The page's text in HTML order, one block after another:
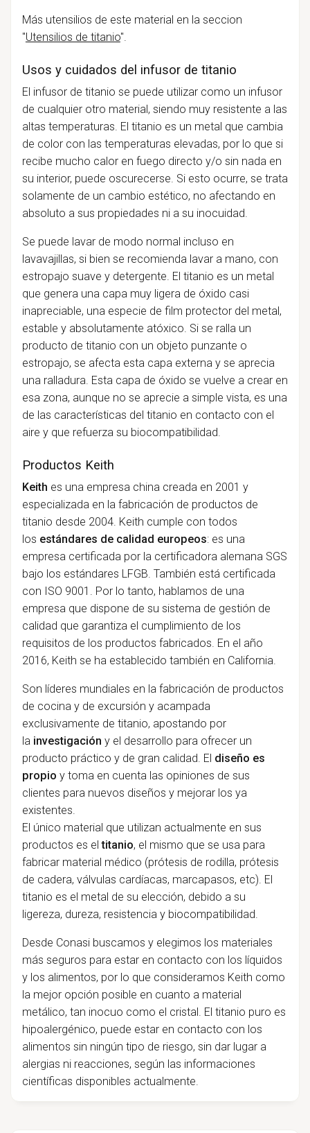
Más utensilios de este material en la seccion
"Utensilios de titanio".
Usos y cuidados del infusor de titanio
El infusor de titanio se puede utilizar como un infusor
de cualquier otro material, siendo muy resistente a las
altas temperaturas. El titanio es un metal que cambia
de color con las temperaturas elevadas, por lo que si
recibe mucho calor en fuego directo y/o sin nada en
su interior, puede oscurecerse. Si esto ocurre, se trata
solamente de un cambio estético, no afectando en
absoluto a sus propiedades ni a su inocuidad.
Se puede lavar de modo normal incluso en
lavavajillas, si bien se recomienda lavar a mano, con
estropajo suave y detergente. El titanio es un metal
que genera una capa muy ligera de óxido casi
inapreciable, una especie de film protector del metal,
estable y absolutamente atóxico. Si se ralla un
producto de titanio con un objeto punzante o
estropajo, se afecta esta capa externa y se aprecia
una ralladura. Esta capa de óxido se vuelve a crear en
esa zona, aunque no se aprecie a simple vista, es una
de las características del titanio en contacto con el
aire y que refuerza su biocompatibilidad.
Productos Keith
Keith es una empresa china creada en 2001 y
especializada en la fabricación de productos de
titanio desde 2004. Keith cumple con todos
los estándares de calidad europeos: es una
empresacertificada por la certificadora alemana SGS
bajo los estándares LFGB. También está certificada
con ISO 9001. Por lo tanto, hablamos de una
empresa que dispone de su sistema de gestión de
calidad que garantiza el cumplimiento de los
requisitos de los productos fabricados. En el año
2016, Keith se ha establecido también en California.
Son líderes mundiales en la fabricación de productos
de cocina y de excursión y acampada
exclusivamente de titanio, apostando por
la investigación y el desarrollo para ofrecer un
producto práctico y de gran calidad. El diseño es
propio y toma en cuenta las opiniones de sus
clientes para nuevos diseños y mejorar los ya
existentes.
El único material que utilizan actualmente en sus
productos es el titanio, el mismo que se usa para
fabricar material médico (prótesis de rodilla, prótesis
de cadera, válvulas cardíacas, marcapasos, etc). El
titanio es el metal de su elección, debido a su
ligereza, dureza, resistencia y biocompatibilidad.
Desde Conasi buscamos y elegimos los materiales
más seguros para estar en contacto con los líquidos
y los alimentos, por lo que consideramos Keith como
la mejor opción posible en cuanto a material
metálico, tan inocuo como el cristal. El titanio puro es
hipoalergénico, puede estar en contacto con los
alimentos sin ningún tipo de riesgo, sin dar lugar a
alergias ni reacciones, según las informaciones
científicas disponibles actualmente.